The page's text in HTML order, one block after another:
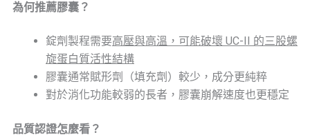
為何推薦膠囊？
錠劑製程需要高壓與高溫，可能破壞 UC-II 的三股螺
旋蛋白質活性結構
膠囊通常賦形劑（填充劑）較少，成分更純粹
對於消化功能較弱的長者，膠囊崩解速度也更穩定
品質認證怎麼看？